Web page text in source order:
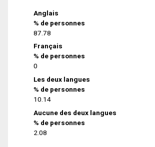
Anglais
% de personnes
87.78
Français
% de personnes
0
Les deux langues
% de personnes
10.14
Aucune des deux langues
% de personnes
2.08